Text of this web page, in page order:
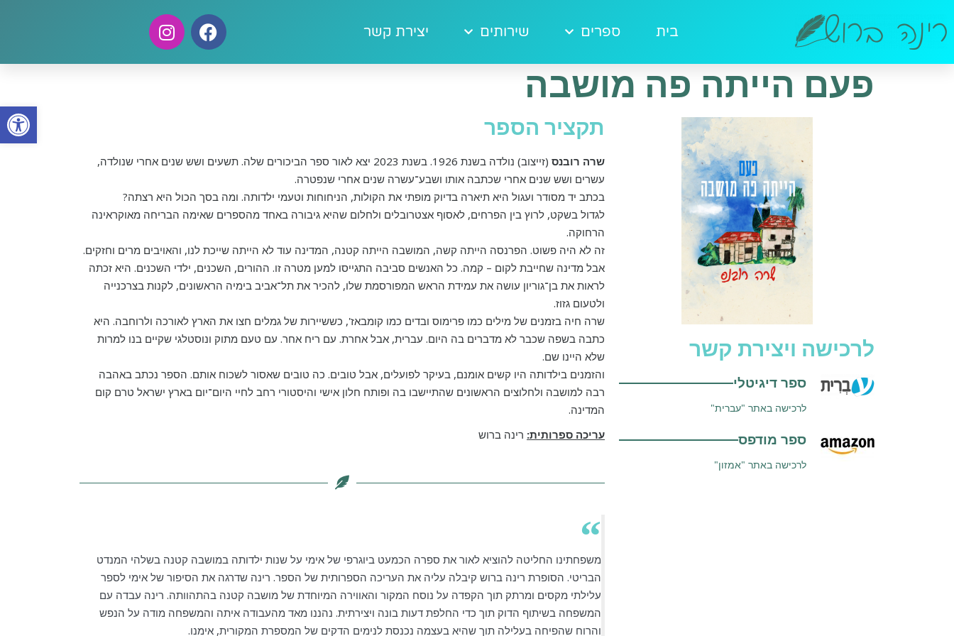
פתח
בית ספרים שירותים יצירת קשר ראשי » פעם הייתה פה מושבה
פעם הייתה פה מושבה
לרכישה ויצירת קשר
ספר דיגיטלי
לרכישה באתר "עברית"
ספר מודפס
לרכישה באתר "אמזון"
תקציר הספר
שרה רובנס
(זייצוב) נולדה בשנת 1926. בשנת 2023 יצא לאור ספר הביכורים שלה. תשעים ושש שנים אחרי שנולדה,
עשרים ושש שנים אחרי שכתבה אותו ושבע־עשרה שנים אחרי שנפטרה.
בכתב יד מסודר ועגול היא תיארה בדיוק מופתי את הקולות, הניחוחות וטעמי ילדותה. ומה בסך הכול היא רצתה?
לגדול בשקט, לרוץ בין הפרחים, לאסוף אצטרובלים ולחלום שהיא גיבורה באחד מהספרים שאימה הבריחה מאוקראינה
הרחוקה.
זה לא היה פשוט. הפרנסה הייתה קשה, המושבה הייתה קטנה, המדינה עוד לא הייתה שייכת לנו, והאויבים מרים וחזקים.
אבל מדינה שחייבת לקום – קמה. כל האנשים סביבה התגייסו למען מטרה זו. ההורים, השכנים, ילדי השכנים. היא זכתה
לראות את בן־גוריון עושה את עמידת הראש המפורסמת שלו, להכיר את תל־אביב בימיה הראשונים, לקנות בצרכנייה
ולטעום גזוז.
שרה חיה בזמנים של מילים כמו פרימוס ובדים כמו קומבאז', כששיירות של גמלים חצו את הארץ לאורכה ולרוחבה. היא
כתבה בשפה שכבר לא מדברים בה היום. עברית, אבל אחרת. עם ריח אחר. עם טעם מתוק ונוסטלגי שקיים בנו למרות
שלא היינו שם.
והזמנים בילדותה היו קשים אומנם, בעיקר לפועלים, אבל טובים. כה טובים שאסור לשכוח אותם. הספר נכתב באהבה
רבה למושבה ולחלוצים הראשונים שהתיישבו בה ופותח חלון אישי והיסטורי רחב לחיי היום־יום בארץ ישראל טרם קום
המדינה.
עריכה ספרותית: רינה ברוש
משפחתינו החליטה להוציא לאור את ספרה הכמעט ביוגרפי של אימי על שנות ילדותה במושבה קטנה בשלהי המנדט
הבריטי. הסופרת רינה ברוש קיבלה עליה את העריכה הספרותית של הספר. רינה שדרגה את הסיפור של אימי לספר
עלילתי מקסים ומרתק תוך הקפדה על נוסח המקור והאווירה המיוחדת של מושבה קטנה בהתהוותה. רינה עבדה עם
המשפחה בשיתוף הדוק תוך כדי החלפת דעות בונה ויצירתית. נהננו מאד מהעבודה איתה והמשפחה מודה על הנפש
והרוח שהפיחה בעלילה תוך שהיא בעצמה נכנסת לנימים הדקים של המספרת המקורית, אימנו.